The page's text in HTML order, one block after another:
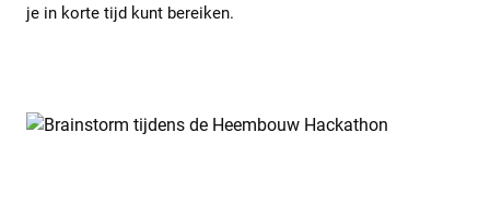
je in korte tijd kunt bereiken.